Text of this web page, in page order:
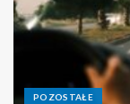
POZOSTAŁE